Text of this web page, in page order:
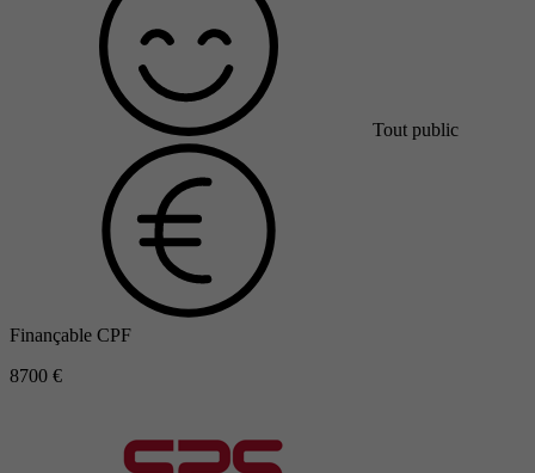
Tout public
Finançable CPF
8700 €